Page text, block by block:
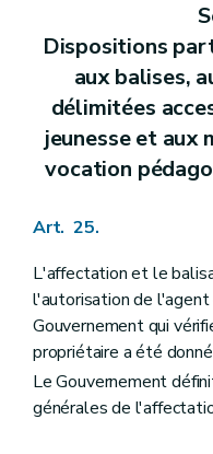
Dispositions
aux balises,
délimitées
jeunesse et aux
vocation
Art. 25.
L'affectation et le
l'autorisation de
Gouvernement qui
propriétaire a été
Le Gouvernement
générales de